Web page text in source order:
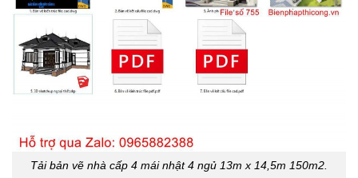
Tải bản vẽ nhà cấp 4 mái nhật 4 ngủ 13m x 14,5m 150m2.